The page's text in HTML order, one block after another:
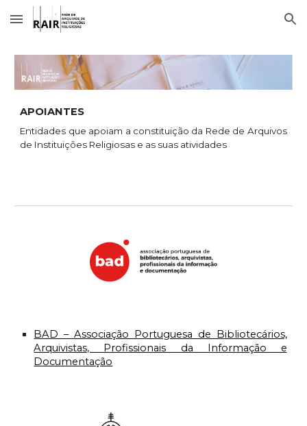
Skip to main content Skip to navigation
APOIANTES
Entidades que apoiam a constituição da Rede de Arquivos
de Instituições Religiosas e as suas atividades
BAD – Associação Portuguesa de Bibliotecários,
Arquivistas, Profissionais da Informação e
Documentação